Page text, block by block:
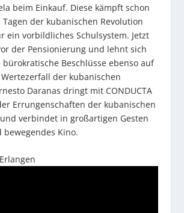
beim Einkauf. Diese kämpft schon
der kubanischen Revolution
ein vorbildliches Schulsystem. Jetzt
der Pensionierung und lehnt sich
Beschlüsse ebenso auf
der kubanischen
Daranas dringt mit CONDUCTA
Errungenschaften der kubanischen
verbindet in großartigen Gesten
bewegendes Kino.